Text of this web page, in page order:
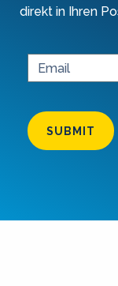
direkt in Ihren
SUBMIT